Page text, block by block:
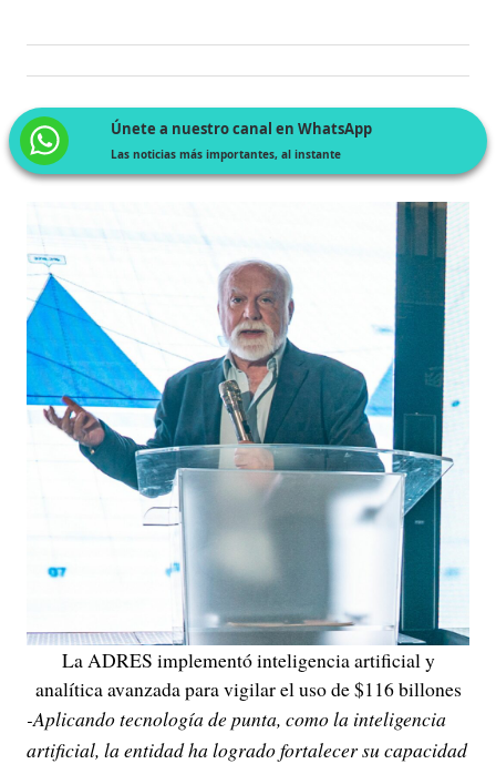
Únete a nuestro canal en WhatsApp
Las noticias más importantes, al instante
La ADRES implementó inteligencia artificial y
analítica avanzada para vigilar el uso de $116 billones
-Aplicando tecnología de punta, como la inteligencia
artificial, la entidad ha logrado fortalecer su capacidad